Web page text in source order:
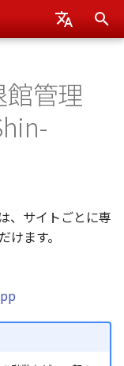
English
話サービス
管理
、サイトごとに専
ます。